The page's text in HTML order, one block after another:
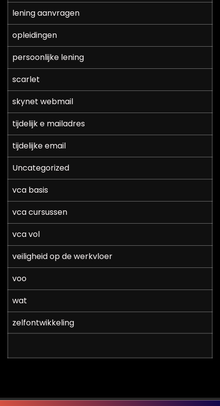
lening aanvragen
opleidingen
persoonlijke lening
scarlet
skynet webmail
tijdelijk e mailadres
tijdelijke email
Uncategorized
vca basis
vca cursussen
vca vol
veiligheid op de werkvloer
voo
wat
zelfontwikkeling